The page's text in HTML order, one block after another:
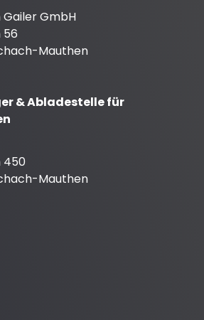
GmbH
56
Mauthen
& Abladestelle für
450
Mauthen